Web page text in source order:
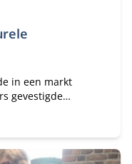
in een markt
gevestigde